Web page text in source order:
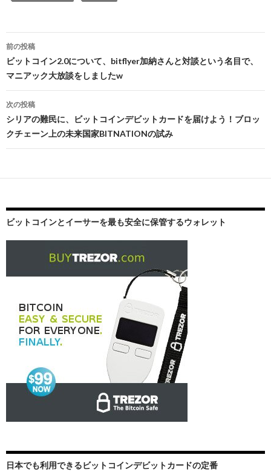
投
稿
ナ
ビ
ゲ
ョ
前の投稿
ビットコイン2.0について、bitflyer加納さんと対談という名目で、
マニアック大放談をしましたw
次の投稿
シリアの難民に、ビットコインデビットカードを届けよう！ブロッ
クチェーン上の未来国家BITNATIONの試み
ビットコインとイーサーを最も安全に保管するウォレット
日本でも利用できるビットコインデビットカードの定番